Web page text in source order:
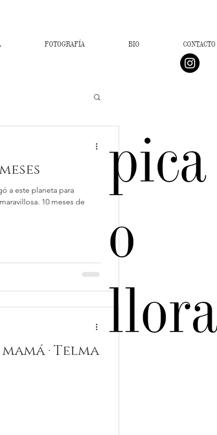
FOTOGRAFÍA BIO CONTACTO
a este planeta para
10 meses de
· Telma